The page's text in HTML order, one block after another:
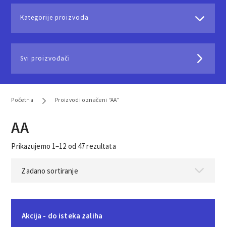
Kategorije proizvoda
Svi proizvođači
Početna Proizvodi označeni “AA”
AA
Prikazujemo 1–12 od 47 rezultata
Akcija - do isteka zaliha